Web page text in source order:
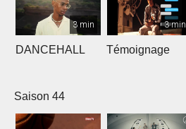
3 min
DANCEHALL
3 min
Témoignage
Saison 44